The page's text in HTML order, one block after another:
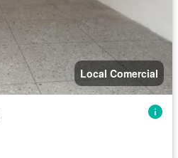
Local Comercial